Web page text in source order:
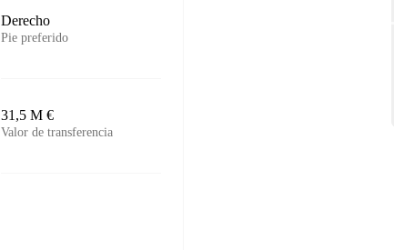
Derecho
Pie preferido
31,5 M €
Valor de transferencia